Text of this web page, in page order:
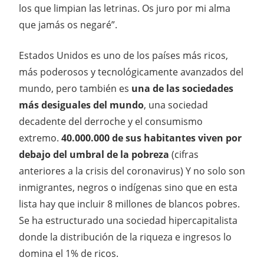
los que limpian las letrinas. Os juro por mi alma
que jamás os negaré”.
Estados Unidos es uno de los países más ricos,
más poderosos y tecnológicamente avanzados del
mundo, pero también es una de las sociedades
más desiguales del mundo, una sociedad
decadente del derroche y el consumismo
extremo. 40.000.000 de sus habitantes viven por
debajo del umbral de la pobreza (cifras
anteriores a la crisis del coronavirus) Y no solo son
inmigrantes, negros o indígenas sino que en esta
lista hay que incluir 8 millones de blancos pobres.
Se ha estructurado una sociedad hipercapitalista
donde la distribución de la riqueza e ingresos lo
domina el 1% de ricos.